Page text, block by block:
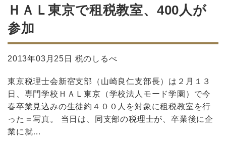
ＨＡＬ東京で租税教室、400人が
参加
2013年03月25日 税のしるべ
東京税理士会新宿支部（山崎良仁支部長）は２月１３
日、専門学校ＨＡＬ東京（学校法人モード学園）で今
春卒業見込みの生徒約４００人を対象に租税教室を行
った＝写真。 当日は、同支部の税理士が、卒業後に企
業に就…